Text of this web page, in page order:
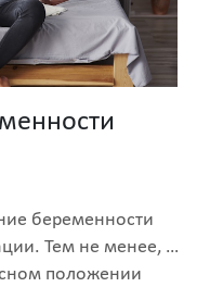
снижению
будущем.
беременности
Тем не менее, у
положении